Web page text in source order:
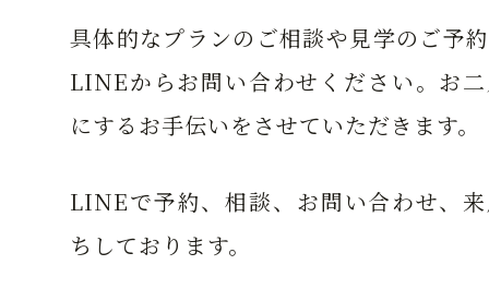
具体的なプランのご相談や見学のご予
LINEからお問い合わせください。お
にするお手伝いをさせていただきます。
LINEで予約、相談、お問い合わせ、
ちしております。